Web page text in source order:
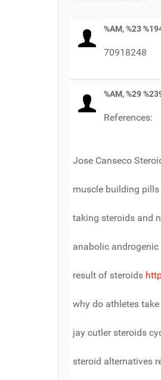
%AM, %23
70918248
%AM, %29
References:
Jose Canseco
muscle building
taking steroids and
anabolic androgenic
result of steroids
why do athletes
jay cutler steroids
steroid alternatives